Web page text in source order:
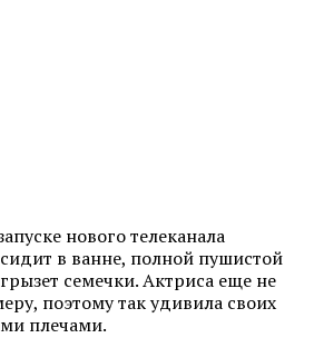
нового телеканала
в ванне, полной пушистой
семечки. Актриса еще не
поэтому так удивила своих
плечами.